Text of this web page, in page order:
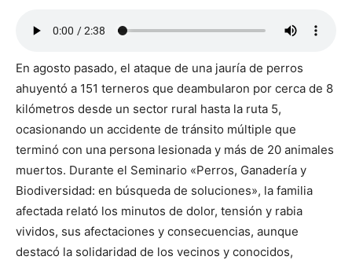
En agosto pasado, el ataque de una jauría de perros
ahuyentó a 151 terneros que deambularon por cerca de 8
kilómetros desde un sector rural hasta la ruta 5,
ocasionando un accidente de tránsito múltiple que
terminó con una persona lesionada y más de 20 animales
muertos. Durante el Seminario «Perros, Ganadería y
Biodiversidad: en búsqueda de soluciones», la familia
afectada relató los minutos de dolor, tensión y rabia
vividos, sus afectaciones y consecuencias, aunque
destacó la solidaridad de los vecinos y conocidos,